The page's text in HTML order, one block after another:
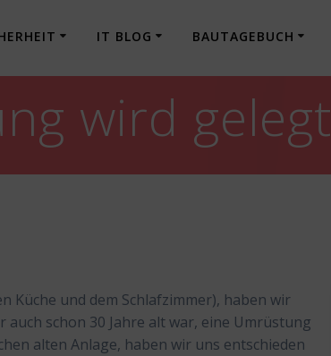
IT BLOG BAUTAGEBUCH
wird gelegt
Küche und dem Schlafzimmer), haben wir
schon 30 Jahre alt war, eine Umrüstung
alten Anlage, haben wir uns entschieden